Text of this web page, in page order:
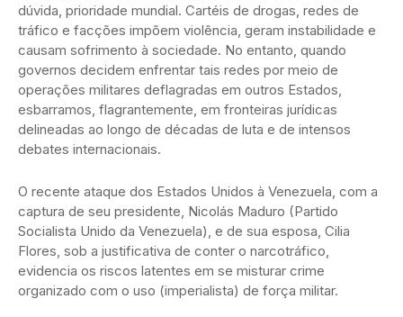
dúvida, prioridade mundial. Cartéis de drogas, redes de
tráfico e facções impõem violência, geram instabilidade e
causam sofrimento à sociedade. No entanto, quando
governos decidem enfrentar tais redes por meio de
operações militares deflagradas em outros Estados,
esbarramos, flagrantemente, em fronteiras jurídicas
delineadas ao longo de décadas de luta e de intensos
debates internacionais.
O recente ataque dos Estados Unidos à Venezuela, com a
captura de seu presidente, Nicolás Maduro (Partido
Socialista Unido da Venezuela), e de sua esposa, Cilia
Flores, sob a justificativa de conter o narcotráfico,
evidencia os riscos latentes em se misturar crime
organizado com o uso (imperialista) de força militar.